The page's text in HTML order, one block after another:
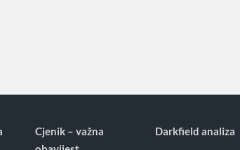
Cjenik – važna
Darkfield analiza